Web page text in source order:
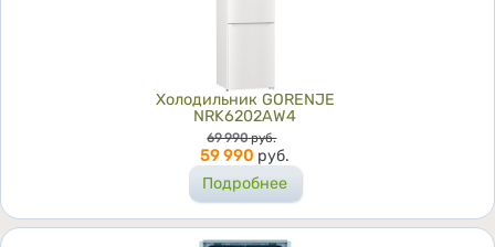
Холодильник GORENJE
NRK6202AW4
Цена
69 990 руб.
59 990 руб.
Подробнее